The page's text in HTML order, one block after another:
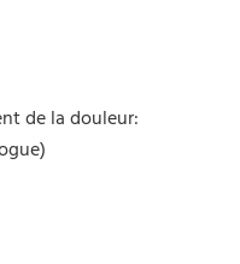
de la douleur: